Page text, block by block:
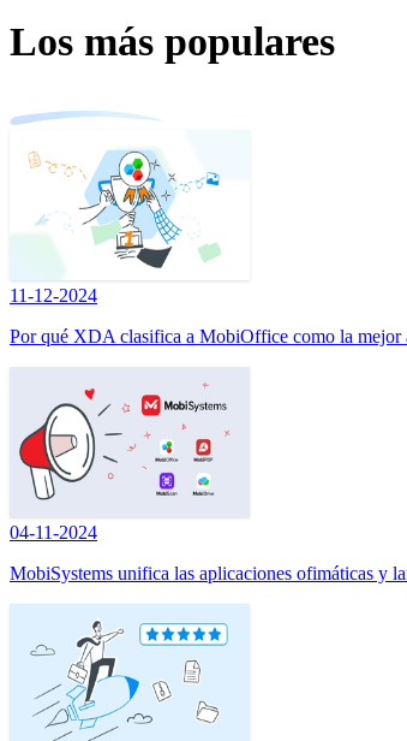
Los más populares
11-12-2024
Por qué XDA clasifica a MobiOffice como la
04-11-2024
MobiSystems unifica las aplicaciones ofimáticas y